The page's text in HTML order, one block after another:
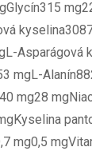
Asparágová
mgL-
mg28
mg0,5